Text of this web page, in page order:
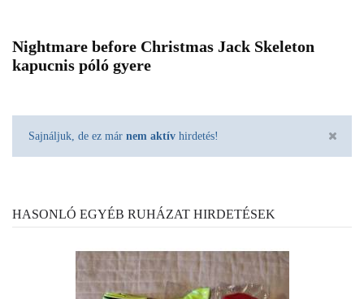
Nightmare before Christmas Jack Skeleton
kapucnis póló gyere
Sajnáljuk, de ez már nem aktív hirdetés!
HASONLÓ EGYÉB RUHÁZAT HIRDETÉSEK